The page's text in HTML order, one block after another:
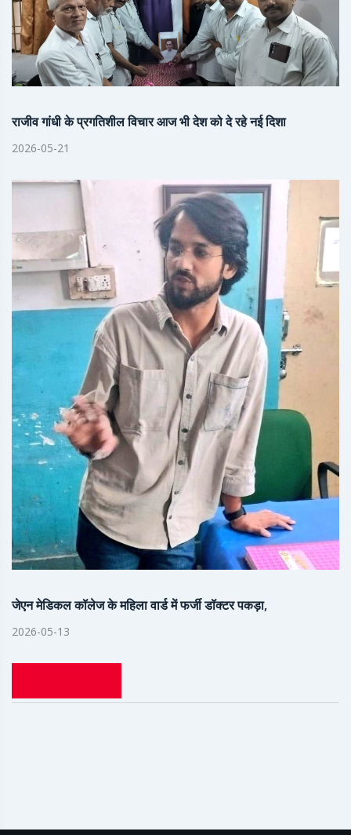
राजीव गांधी के प्रगतिशील विचार आज भी देश को दे रहे नई दिशा
2026-05-21
जेएन मेडिकल कॉलेज के महिला वार्ड में फर्जी डॉक्टर पकड़ा,
2026-05-13